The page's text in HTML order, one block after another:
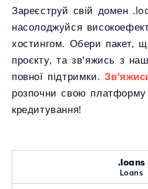
Зареєструй свій домен
насолоджуйся
хостингом. Обери пакет,
проєкту, та зв'яжись з
повної підтримки.
розпочни свою
кредитування!
.loans
Loans